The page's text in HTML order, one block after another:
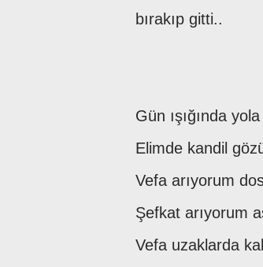
bırakıp gitti..
Gün ışığında
Elimde kandil
Vefa arıyorum
Şefkat arıyorum
Vefa uzaklarda